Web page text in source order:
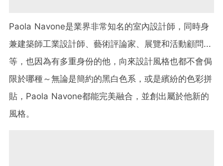
Paola Navone是業界非常知名的室內設計師，同時身
兼建築師工業設計師、藝術評論家、展覽和活動顧問...
等，也因為有多重身份的他，向來設計風格也都不會侷
限於哪種～無論是簡約的黑白色系，或是繽紛的色彩拼
貼，Paola Navone都能完美融合，並創出屬於他新的
風格。